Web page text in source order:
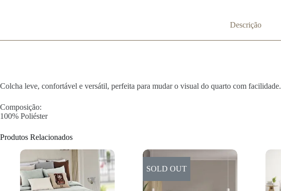
Descrição
Colcha leve, confortável e versátil, perfeita para mudar o visual do quarto com facilidade.
Composição:
100% Poliéster
Produtos Relacionados
SOLD OUT